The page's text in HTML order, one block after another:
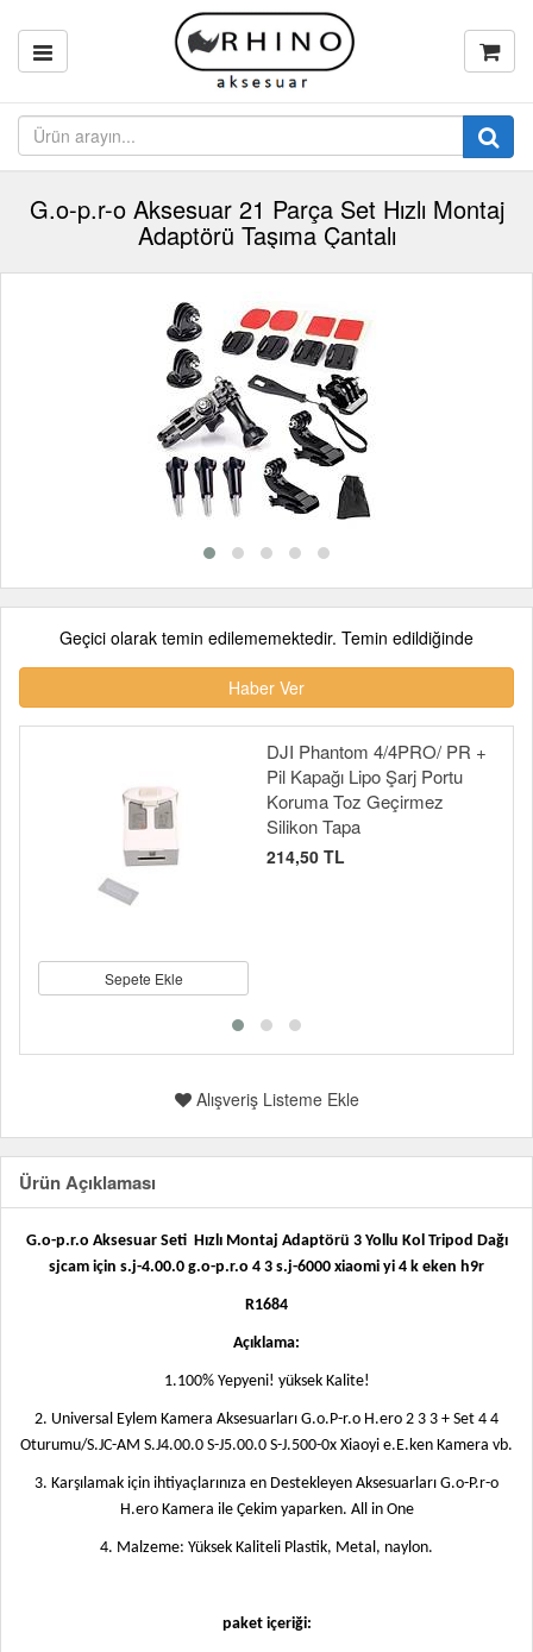
G.o-p.r-o Aksesuar 21 Parça Set Hızlı Montaj
Adaptörü Taşıma Çantalı
Geçici olarak temin edilememektedir. Temin edildiğinde
Haber Ver
Sepete Ekle
DJI Phantom 4/4PRO/ PR +
Pil Kapağı Lipo Şarj Portu
Koruma Toz Geçirmez
Silikon Tapa
214,50 TL
Alışveriş Listeme Ekle
Ürün Açıklaması
G.o-p.r.o Aksesuar Seti Hızlı Montaj Adaptörü 3 Yollu Kol Tripod Dağı
sjcam için s.j-4.00.0 g.o-p.r.o 4 3 s.j-6000 xiaomi yi 4 k eken h9r
R1684
Açıklama:
1.100% Yepyeni! yüksek Kalite!
2. Universal Eylem Kamera Aksesuarları G.o.P-r.o H.ero 2 3 3 + Set 4 4
Oturumu/S.JC-AM S.J4.00.0 S-J5.00.0 S-J.500-0x Xiaoyi e.E.ken Kamera vb.
3. Karşılamak için ihtiyaçlarınıza en Destekleyen Aksesuarları G.o-P.r-o
H.ero Kamera ile Çekim yaparken. All in One
4. Malzeme: Yüksek Kaliteli Plastik, Metal, naylon.
paket içeriği: